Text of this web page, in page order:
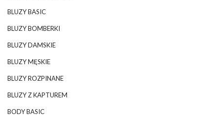
BLUZY BASIC
BLUZY BOMBERKI
BLUZY DAMSKIE
BLUZY MĘSKIE
BLUZY ROZPINANE
BLUZY Z KAPTUREM
BODY BASIC